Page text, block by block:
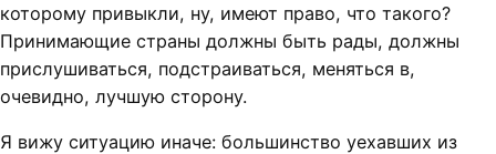
которому привыкли, ну, имеют право, что такого?
Принимающие страны должны быть рады, должны
прислушиваться, подстраиваться, меняться в,
очевидно, лучшую сторону.
Я вижу ситуацию иначе: большинство уехавших из